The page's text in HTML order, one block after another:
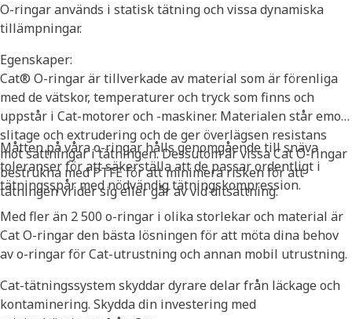
O-ringar används i statisk tätning och vissa dynamiska
tillämpningar.
Egenskaper:
Cat® O-ringar är tillverkade av material som är förenliga
med de vätskor, temperaturer och tryck som finns och
uppstår i Cat-motorer och -maskiner. Materialen står emot
slitage och extrudering och de ger överlägsen resistans
mot sättningar i tätningen. Dessutom är vissa Cat O-ringar
bestrukna med PTFE för att minimera risken för att
tätningen vrider sig eller går av vid ditsättning.
Måtten på våra o-ringar hålls genomgående till snäva
toleranser för att säkerställa att de passar ordentligt i
tätningsspår med nödvändig tätningskompression.
Med fler än 2 500 o-ringar i olika storlekar och material är
Cat O-ringar den bästa lösningen för att möta dina behov
av o-ringar för Cat-utrustning och annan mobil utrustning.
Cat-tätningssystem skyddar dyrare delar från läckage och
kontaminering. Skydda din investering med